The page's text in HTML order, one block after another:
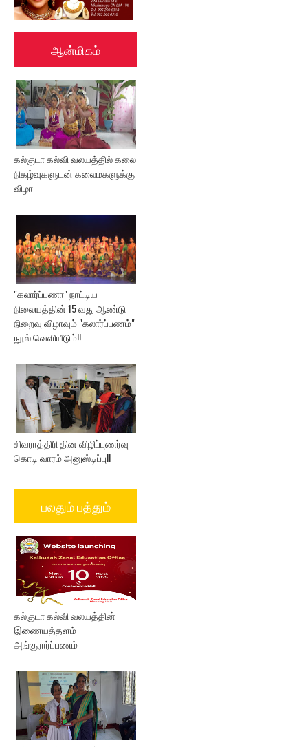
ஆன்மிகம்
கல்குடா கல்வி வலயத்தில் கலை
நிகழ்வுகளுடன் கலைமகளுக்கு
விழா
"கலார்ப்பணா" நாட்டிய
நிலையத்தின் 15 வது ஆண்டு
நிறைவு விழாவும் "கலார்ப்பணம்"
நூல் வெளியீடும்!!
சிவராத்திரி தின விழிப்புணர்வு
கொடி வாரம் அனுஸ்டிப்பு!!
பலதும் பத்தும்
கல்குடா கல்வி வலயத்தின்
இணையத்தளம்
அங்குரார்ப்பணம்